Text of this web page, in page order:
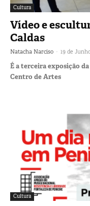
Cultura
Vídeo e
Caldas
Natacha Narciso - 19 de
É a terceira exposição
Centro de Artes
Cultura